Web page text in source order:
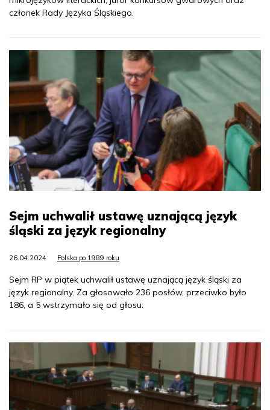
członek Rady Języka Śląskiego.
Sejm uchwalił ustawę uznającą język
śląski za język regionalny
26.04.2024 Polska po 1989 roku
Sejm RP w piątek uchwalił ustawę uznającą język śląski za
język regionalny. Za głosowało 236 posłów, przeciwko było
186, a 5 wstrzymało się od głosu.